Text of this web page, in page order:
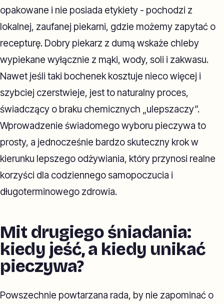
opakowane i nie posiada etykiety - pochodzi z
lokalnej, zaufanej piekarni, gdzie możemy zapytać o
recepturę. Dobry piekarz z dumą wskaże chleby
wypiekane wyłącznie z mąki, wody, soli i zakwasu.
Nawet jeśli taki bochenek kosztuje nieco więcej i
szybciej czerstwieje, jest to naturalny proces,
świadczący o braku chemicznych „ulepszaczy”.
Wprowadzenie świadomego wyboru pieczywa to
prosty, a jednocześnie bardzo skuteczny krok w
kierunku lepszego odżywiania, który przynosi realne
korzyści dla codziennego samopoczucia i
długoterminowego zdrowia.
Mit drugiego śniadania:
kiedy jeść, a kiedy unikać
pieczywa?
Powszechnie powtarzana rada, by nie zapominać o